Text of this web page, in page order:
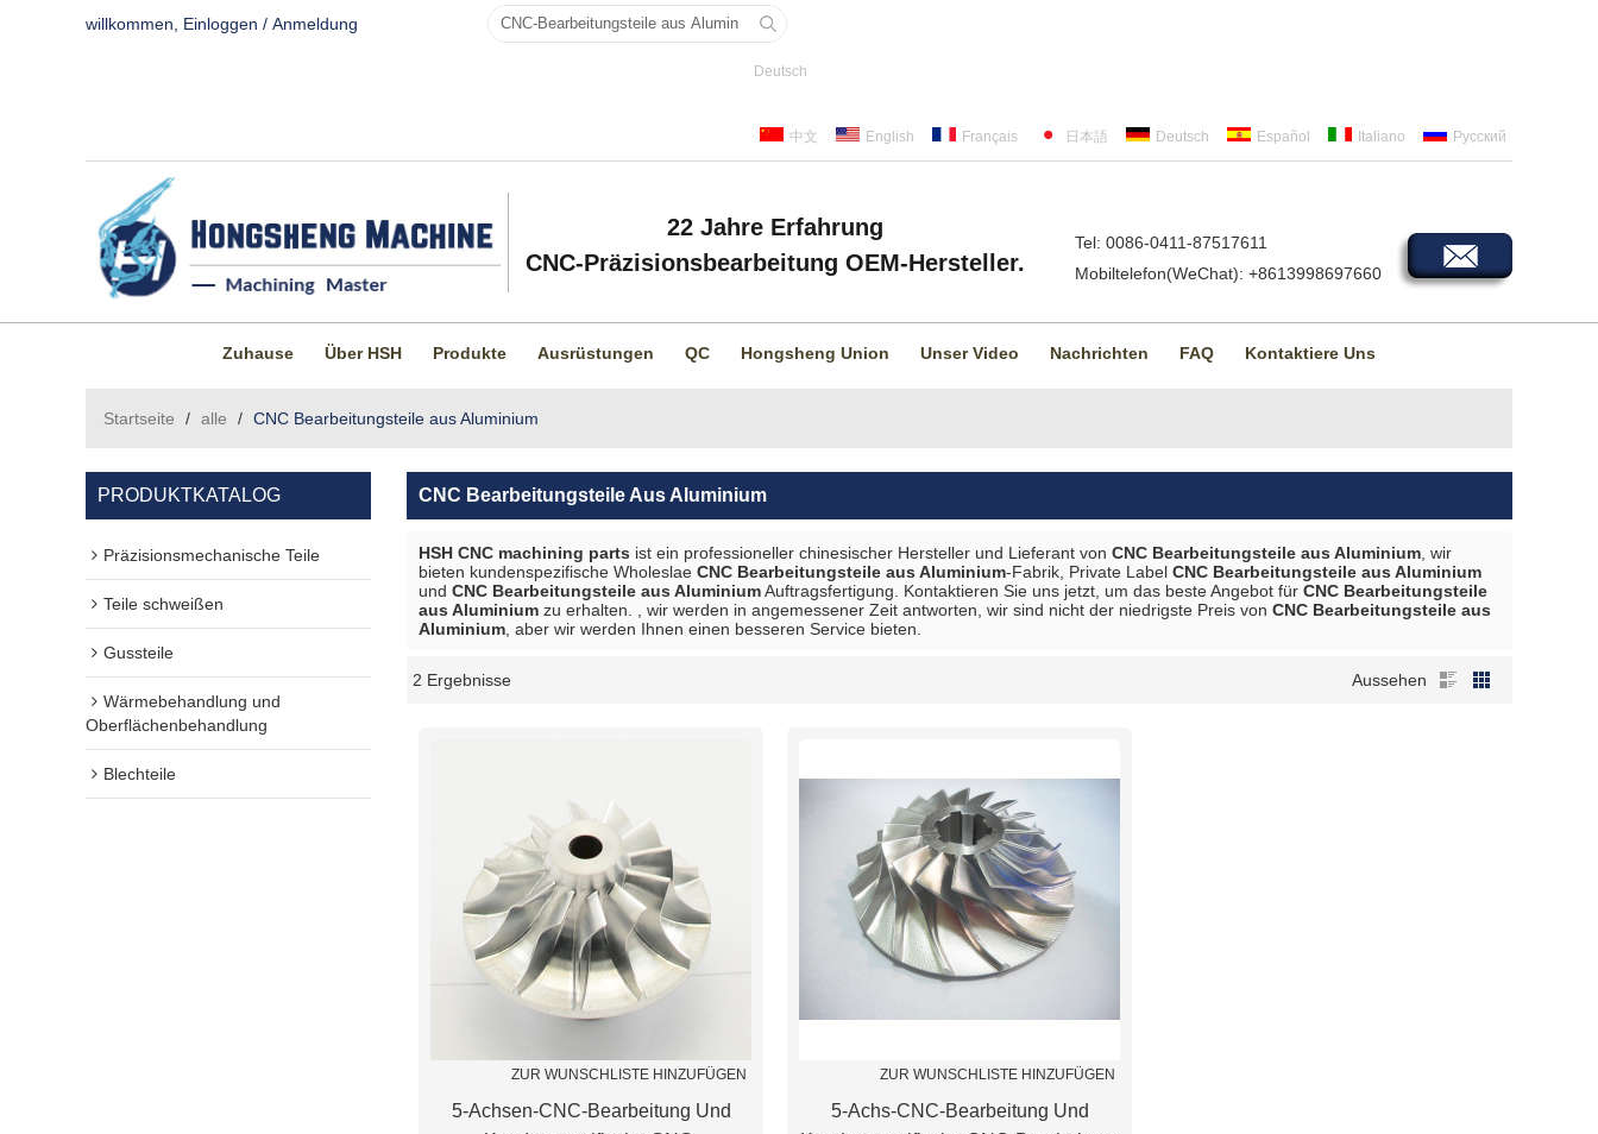
willkommen, Einloggen / Anmeldung
Deutsch
中文 English Français 日本語 Deutsch Español Italiano Русский
22 Jahre Erfahrung
CNC-Präzisionsbearbeitung OEM-Hersteller.
Tel: 0086-0411-87517611
Mobiltelefon(WeChat): +8613998697660
Zuhause Über HSH Produkte Ausrüstungen QC Hongsheng Union Unser Video Nachrichten FAQ Kontaktiere Uns
Startseite / alle / CNC Bearbeitungsteile aus Aluminium
PRODUKTKATALOG
Präzisionsmechanische Teile
Teile schweißen
Gussteile
Wärmebehandlung und
Oberflächenbehandlung
Blechteile
CNC Bearbeitungsteile Aus Aluminium
HSH CNC machining parts ist ein professioneller chinesischer Hersteller und Lieferant von CNC Bearbeitungsteile aus Aluminium , wir
bieten kundenspezifische Wholeslae CNC Bearbeitungsteile aus Aluminium-Fabrik, Private Label CNC Bearbeitungsteile aus Aluminium
und CNC Bearbeitungsteile aus AluminiumAuftragsfertigung. Kontaktieren Sie uns jetzt, um das beste Angebot für CNC Bearbeitungsteile
aus Aluminium zu erhalten. , wir werden in angemessener Zeit antworten, wir sind nicht der niedrigste Preis von CNC Bearbeitungsteile aus
Aluminium , aber wir werden Ihnen einen besseren Service bieten.
2 Ergebnisse Aussehen
ZUR WUNSCHLISTE HINZUFÜGEN
5-Achsen-CNC-Bearbeitung Und
ZUR WUNSCHLISTE HINZUFÜGEN
5-Achs-CNC-Bearbeitung Und